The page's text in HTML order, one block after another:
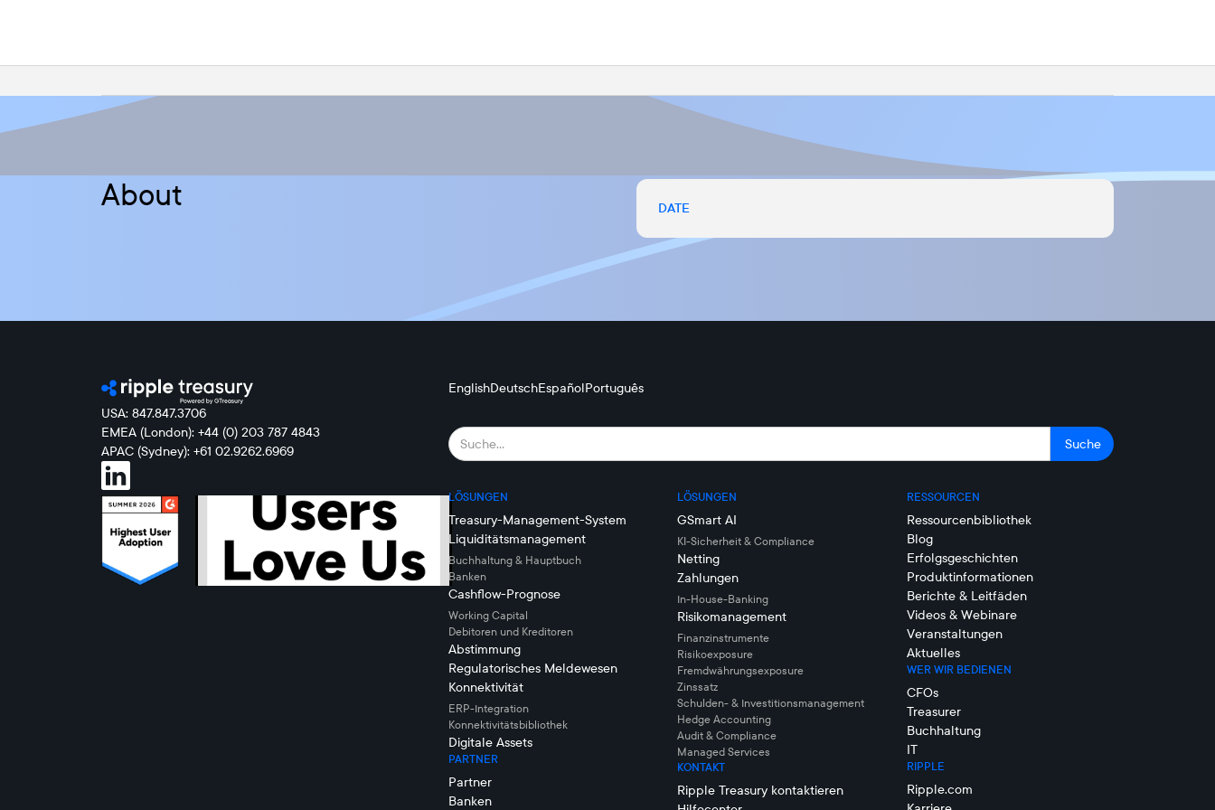
About DATE
USA: 847.847.3706
EMEA (London): +44 (0) 203 787 4843
APAC (Sydney): +61 02.9262.6969
EnglishDeutschEspañolPortuguês
LÖSUNGEN
Treasury-Management-System
Liquiditätsmanagement
Buchhaltung & Hauptbuch
Banken
Cashflow-Prognose
Working Capital
Debitoren und Kreditoren
Abstimmung
Regulatorisches Meldewesen
Konnektivität
ERP-Integration
Konnektivitätsbibliothek
Digitale Assets
PARTNER
Partner
Banken
LÖSUNGEN
GSmart AI
KI-Sicherheit & Compliance
Netting
Zahlungen
In-House-Banking
Risikomanagement
Finanzinstrumente
Risikoexposure
Fremdwährungsexposure
Zinssatz
Schulden- & Investitionsmanagement
Hedge Accounting
Audit & Compliance
Managed Services
KONTAKT
Ripple Treasury kontaktieren
RESSOURCEN
Ressourcenbibliothek
Blog
Erfolgsgeschichten
Produktinformationen
Berichte & Leitfäden
Videos & Webinare
Veranstaltungen
Aktuelles
WER WIR BEDIENEN
CFOs
Treasurer
Buchhaltung
IT
RIPPLE
Ripple.com